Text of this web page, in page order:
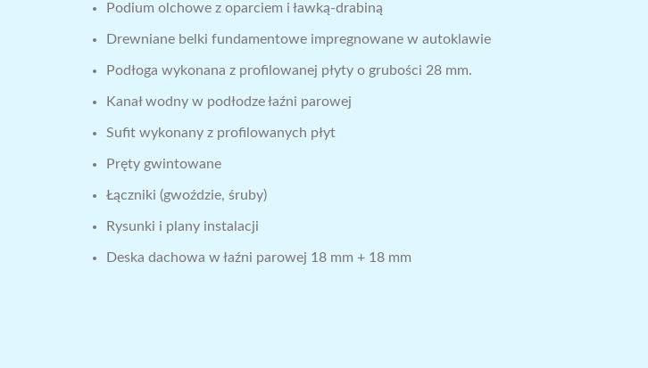
Podium olchowe z oparciem i ławką-drabiną
Drewniane belki fundamentowe impregnowane w autoklawie
Podłoga wykonana z profilowanej płyty o grubości 28 mm.
Kanał wodny w podłodze łaźni parowej
Sufit wykonany z profilowanych płyt
Pręty gwintowane
Łączniki (gwoździe, śruby)
Rysunki i plany instalacji
Deska dachowa w łaźni parowej 18 mm + 18 mm